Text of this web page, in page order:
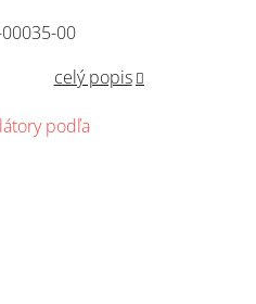
00
celý popis
podľa